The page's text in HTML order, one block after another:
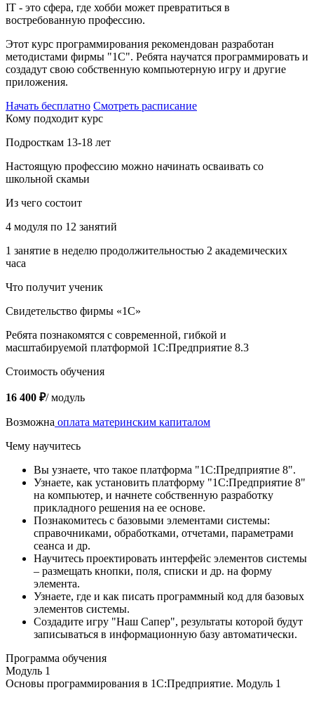
IT - это сфера, где хобби может превратиться в
востребованную профессию.
Этот курс программирования рекомендован разработан
методистами фирмы "1С". Ребята научатся программировать и
создадут свою собственную компьютерную игру и другие
приложения.
Начать бесплатно Смотреть расписание
Кому подходит курс
Подросткам 13-18 лет
Настоящую профессию можно начинать осваивать со
школьной скамьи
Из чего состоит
4 модуля по 12 занятий
1 занятие в неделю продолжительностью 2 академических
часа
Что получит ученик
Свидетельство фирмы «1С»
Ребята познакомятся с современной, гибкой и
масштабируемой платформой 1С:Предприятие 8.3
Стоимость обучения
16 400 ₽/ модуль
Возможна оплата материнским капиталом
Чему научитесь
Вы узнаете, что такое платформа "1С:Предприятие 8".
Узнаете, как установить платформу "1С:Предприятие 8"
на компьютер, и начнете собственную разработку
прикладного решения на ее основе.
Познакомитесь с базовыми элементами системы:
справочниками, обработками, отчетами, параметрами
сеанса и др.
Научитесь проектировать интерфейс элементов системы
– размещать кнопки, поля, списки и др. на форму
элемента.
Узнаете, где и как писать программный код для базовых
элементов системы.
Создадите игру "Наш Сапер", результаты которой будут
записываться в информационную базу автоматически.
Программа обучения
Модуль 1
Основы программирования в 1С:Предприятие. Модуль 1